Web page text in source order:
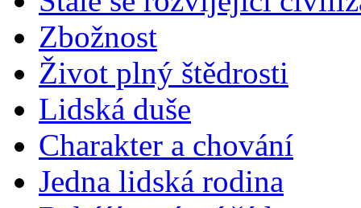
Zbožnost
Život plný štědrosti
Lidská duše
Charakter a chování
Jedna lidská rodina